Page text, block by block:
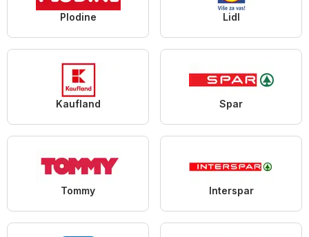
Plodine Lidl
Kaufland Spar
Tommy Interspar